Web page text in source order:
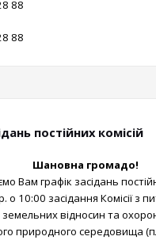
88
88
постійних комісій
Шановна громадо!
Вам графік засідань
о 10:00 засідання Комісії з
відносин та
природного середовища